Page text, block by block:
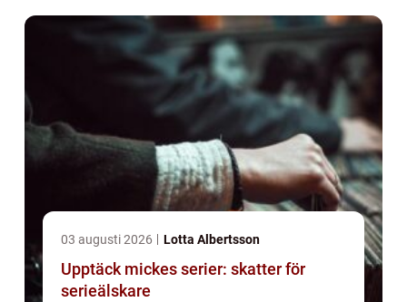
03 augusti 2026 Lotta Albertsson
Upptäck mickes serier: skatter för
serieälskare